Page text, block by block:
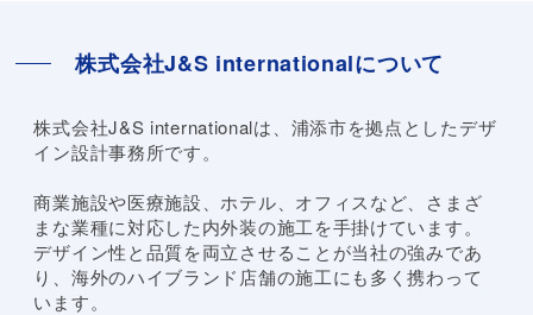
株式会社J&S internationalについて
株式会社J&S internationalは、浦添市を拠点としたデザ
イン設計事務所です。
商業施設や医療施設、ホテル、オフィスなど、さまざ
まな業種に対応した内外装の施工を手掛けています。
デザイン性と品質を両立させることが当社の強みであ
り、海外のハイブランド店舗の施工にも多く携わって
います。